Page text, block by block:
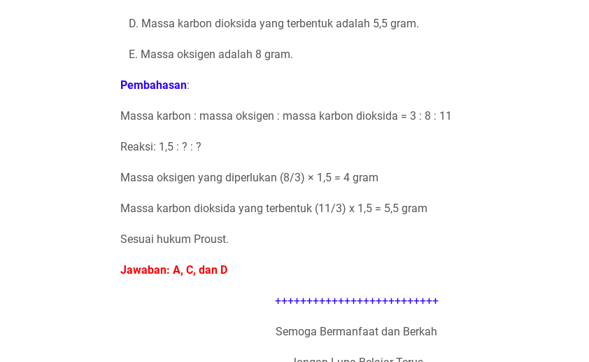
D. Massa karbon dioksida yang terbentuk adalah 5,5 gram.
E. Massa oksigen adalah 8 gram.
Pembahasan:
Massa karbon : massa oksigen : massa karbon dioksida = 3 : 8 : 11
Reaksi: 1,5 : ? : ?
Massa oksigen yang diperlukan (8/3) × 1,5 = 4 gram
Massa karbon dioksida yang terbentuk (11/3) x 1,5 = 5,5 gram
Sesuai hukum Proust.
Jawaban: A, C, dan D
++++++++++++++++++++++++++
Semoga Bermanfaat dan Berkah